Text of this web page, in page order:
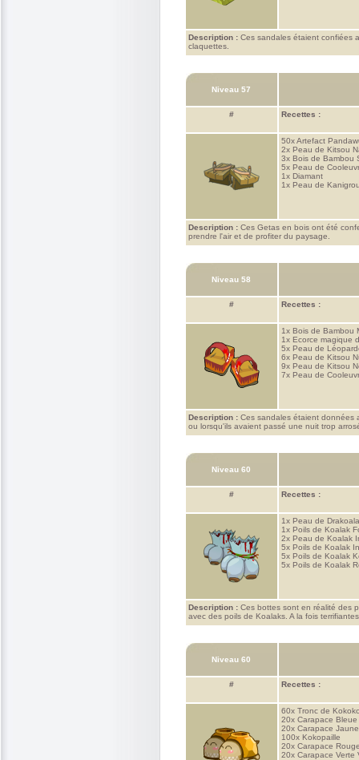
Description : Ces sandales étaient confiées
claquettes.
Niveau 57
# Recettes :
50xArtefact
2x Peau de Kitsou
3x Bois de Bambou
5x Peau de
1x Diamant
1x Peau de
Description : Ces Getas en bois ont été
prendre l'air et de profiter du paysage.
Niveau 58
# Recettes :
1x Bois de Bambou
1x Ecorce magique
5x Peau de
6x Peau de Kitsou
9x Peau de Kitsou
7x Peau de
Description : Ces sandales étaient données
ou lorsqu'ils avaient passé une nuit trop
Niveau 60
# Recettes :
1x Peau de
1x Poils de Koalak
2x Peau de Koalak
5x Poils de Koalak
5x Poils de Koalak
5x Poils de Koalak
Description : Ces bottes sont en réalité des
avec des poils de Koalaks. A la fois
Niveau 60
# Recettes :
60x Tronc de
20x Carapace Bleue
20x Carapace
100x Kokopaille
20x Carapace
20x Carapace Verte